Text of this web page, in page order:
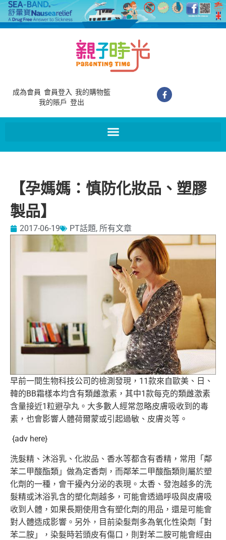
成為會員 會員登入 我的購物籃
我的賬戶 登出
【孕媽媽：慎防化妝品、塑膠
製品】
2017-06-19 PT話題, 所有文章
早前一間生物科技公司的檢測發現，11款來自歐美、日、
韓的BB霜樣本均含有類雌激素， 其中1款每克的類雌激素
含量接近1粒避孕丸。 大多數人經常忽略皮膚吸收到的毒
素， 也會影響人體荷爾蒙或引起過敏、皮膚炎等。
{adv here}
洗髮精、沐浴乳、化妝品、香水等都含有香精，常用「 鄰
苯二甲酸酯類」做為定香劑， 而鄰苯二甲酸酯類則屬於塑
化劑的一種，會干擾內分泌的表現。 太香、發泡越多的洗
髮精或沐浴乳含的塑化劑越多， 可能會透過呼吸與皮膚吸
收到人體， 如果長期使用含有塑化劑的用品，還是可能會
對人體造成影響。 另外，目前染髮劑多為氧化性染劑「對
苯二胺」， 染髮時若頭皮有傷口，則對苯二胺可能會經由